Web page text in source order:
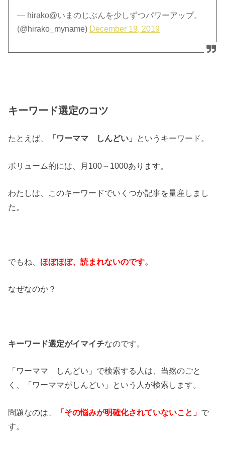
— hirako@いまのじぶんを少しずつパワーアップ。
(@hirako_myname) December 19, 2019
キーワード選定のコツ
たとえば、 「ワーママ しんどい」 というキーワード。
ボリューム的には、月100～1000あります。
わたしは、このキーワードでいくつか記事を量産しまし
た。
でもね、 ほぼほぼ、読まれないのです。
なぜなのか？
キーワード選定がイマイチなのです。
「ワーママ しんどい」で検索する人は、当然のごと
く、「ワーママがしんどい」という人が検索します。
問題なのは、 「その悩みが明確化されていないこと」 で
す。